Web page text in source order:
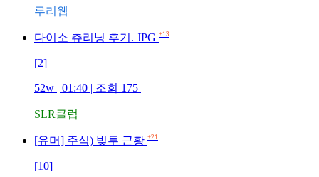
루리웹
다이소 츄리닝 후기. JPG +13
[2]
52w | 01:40 | 조회 175 |
SLR클럽
[유머] 주식) 빚투 근황 +21
[10]